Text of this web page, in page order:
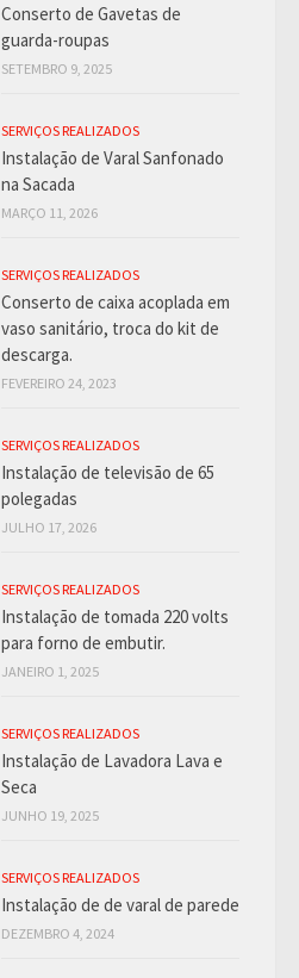
Conserto de Gavetas de
guarda-roupas
SETEMBRO 9, 2025
SERVIÇOS REALIZADOS
Instalação de Varal Sanfonado
na Sacada
MARÇO 11, 2026
SERVIÇOS REALIZADOS
Conserto de caixa acoplada em
vaso sanitário, troca do kit de
descarga.
FEVEREIRO 24, 2023
SERVIÇOS REALIZADOS
Instalação de televisão de 65
polegadas
JULHO 17, 2026
SERVIÇOS REALIZADOS
Instalação de tomada 220 volts
para forno de embutir.
JANEIRO 1, 2025
SERVIÇOS REALIZADOS
Instalação de Lavadora Lava e
Seca
JUNHO 19, 2025
SERVIÇOS REALIZADOS
Instalação de de varal de parede
DEZEMBRO 4, 2024